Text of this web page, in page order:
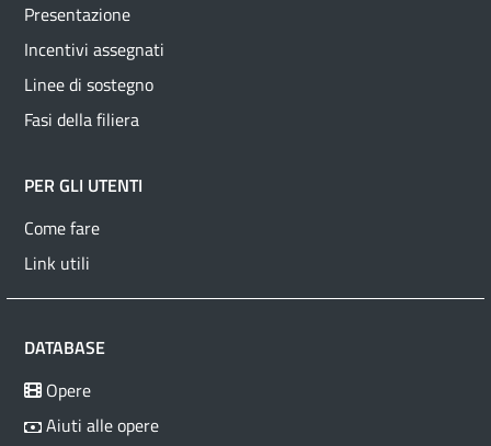
Presentazione
Incentivi assegnati
Linee di sostegno
Fasi della filiera
PER GLI UTENTI
Come fare
Link utili
DATABASE
Opere
Aiuti alle opere